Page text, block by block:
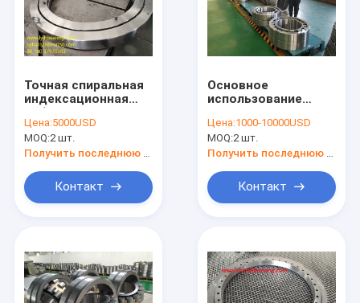
Точная спиральная
индексационная
станков-
инструментов 912
Скрещенный
подшипник
685.8*914.4*79.375
Цена:5000USD
MOQ:2 шт.
Получить последнюю цену
Контакт
Основное
использование
NNU40/500MAW33
500x720x218 мм для
бумажной
Цена:1000-10000USD
MOQ:2 шт.
Получить последнюю цену
Контакт